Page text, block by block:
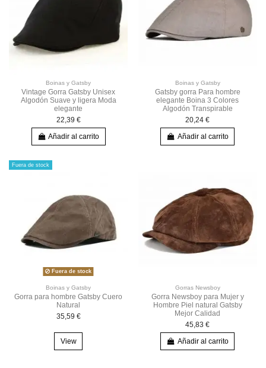
Boinas y Gatsby
Vintage Gorra Gatsby Unisex
Algodón Suave y ligera Moda
elegante
22,39 €
Añadir al carrito
Boinas y Gatsby
Gatsby gorra Para hombre
elegante Boina 3 Colores
Algodón Transpirable
20,24 €
Añadir al carrito
Fuera de stock
Fuera de stock
Boinas y Gatsby
Gorra para hombre Gatsby Cuero
Natural
35,59 €
View
Gorras Newsboy
Gorra Newsboy para Mujer y
Hombre Piel natural Gatsby
Mejor Calidad
45,83 €
Añadir al carrito